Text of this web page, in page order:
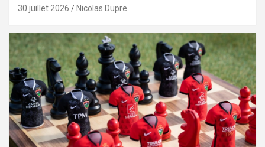
30 juillet 2026 Nicolas Dupre